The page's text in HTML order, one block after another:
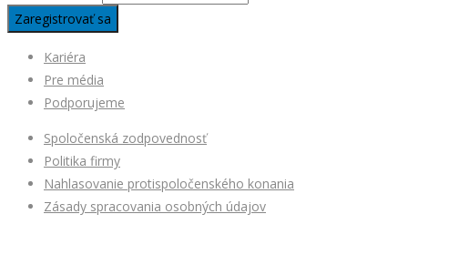
Kariéra
Pre média
Podporujeme
Spoločenská zodpovednosť
Politika firmy
Nahlasovanie protispoločenského konania
Zásady spracovania osobných údajov